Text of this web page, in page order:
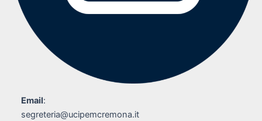
Email:
segreteria@ucipemcremona.it